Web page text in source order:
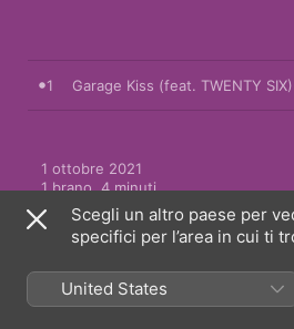
1 Garage Kiss (feat. TWENTY SIX)
1 ottobre 2021
1 brano, 4 minuti
℗ 2021 Garçonite
Scegli un altro paese per
specifici per l’area in cui ti
United States